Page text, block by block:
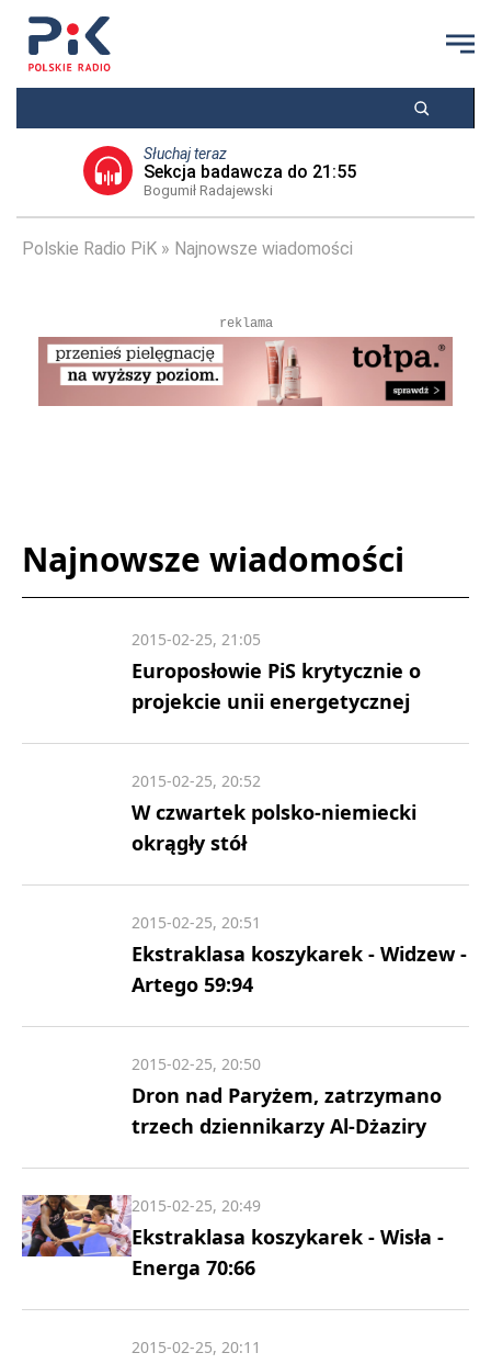
Słuchaj teraz
Sekcja badawcza do 21:55
Bogumił Radajewski
Polskie Radio PiK Najnowsze wiadomości
reklama
Najnowsze wiadomości
Europosłowie PiS krytycznie o
projekcie unii energetycznej
2015-02-25, 21:05
W czwartek polsko-niemiecki
okrągły stół
2015-02-25, 20:52
Ekstraklasa koszykarek - Widzew -
Artego 59:94
2015-02-25, 20:51
Dron nad Paryżem, zatrzymano
trzech dziennikarzy Al-Dżaziry
2015-02-25, 20:50
Ekstraklasa koszykarek - Wisła -
Energa 70:66
2015-02-25, 20:49
2015-02-25, 20:11